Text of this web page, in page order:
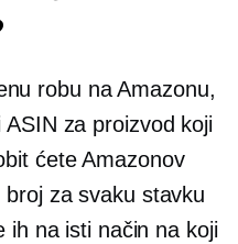
robu na Amazonu,
za proizvod koji
ćete Amazonov
za svaku stavku
ih na isti način na koji